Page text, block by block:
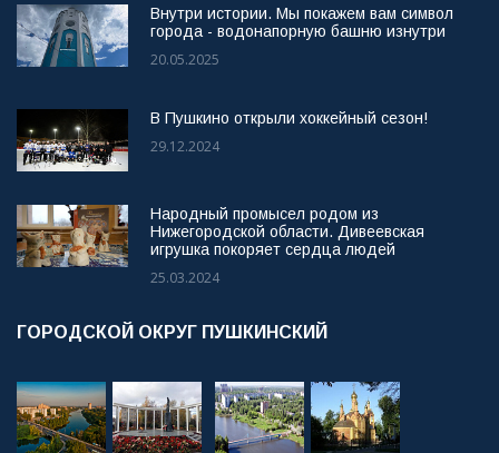
Внутри истории. Мы покажем вам символ
города - водонапорную башню изнутри
20.05.2025
В Пушкино открыли хоккейный сезон!
29.12.2024
Народный промысел родом из
Нижегородской области. Дивеевская
игрушка покоряет сердца людей
25.03.2024
ГОРОДСКОЙ ОКРУГ ПУШКИНСКИЙ